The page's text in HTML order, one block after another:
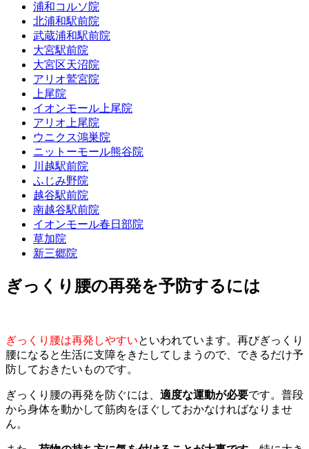
浦和コルソ院
北浦和駅前院
武蔵浦和駅前院
大宮駅前院
大宮区天沼院
アリオ鷲宮院
上尾院
イオンモール上尾院
アリオ上尾院
ウニクス鴻巣院
ニットーモール熊谷院
川越駅前院
ふじみ野院
越谷駅前院
南越谷駅前院
イオンモール春日部院
草加院
新三郷院
ぎっくり腰の再発を予防するには
ぎっくり腰は再発しやすいといわれています。再びぎっくり
腰になると生活に支障をきたしてしまうので、できるだけ予
防しておきたいものです。
ぎっくり腰の再発を防ぐには、 適度な運動が必要です。普段
から身体を動かして筋肉をほぐしておかなければなりませ
ん。